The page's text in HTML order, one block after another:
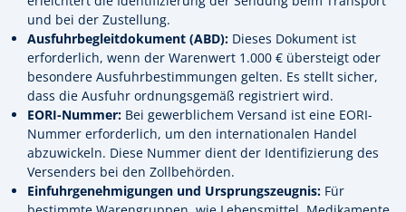
und bei der Zustellung.
Ausfuhrbegleitdokument (ABD): Dieses Dokument ist
erforderlich, wenn der Warenwert 1.000 € übersteigt oder
besondere Ausfuhrbestimmungen gelten. Es stellt sicher,
dass die Ausfuhr ordnungsgemäß registriert wird.
EORI-Nummer: Bei gewerblichem Versand ist eine EORI-
Nummer erforderlich, um den internationalen Handel
abzuwickeln. Diese Nummer dient der Identifizierung des
Versenders bei den Zollbehörden.
Einfuhrgenehmigungen und Ursprungszeugnis: Für